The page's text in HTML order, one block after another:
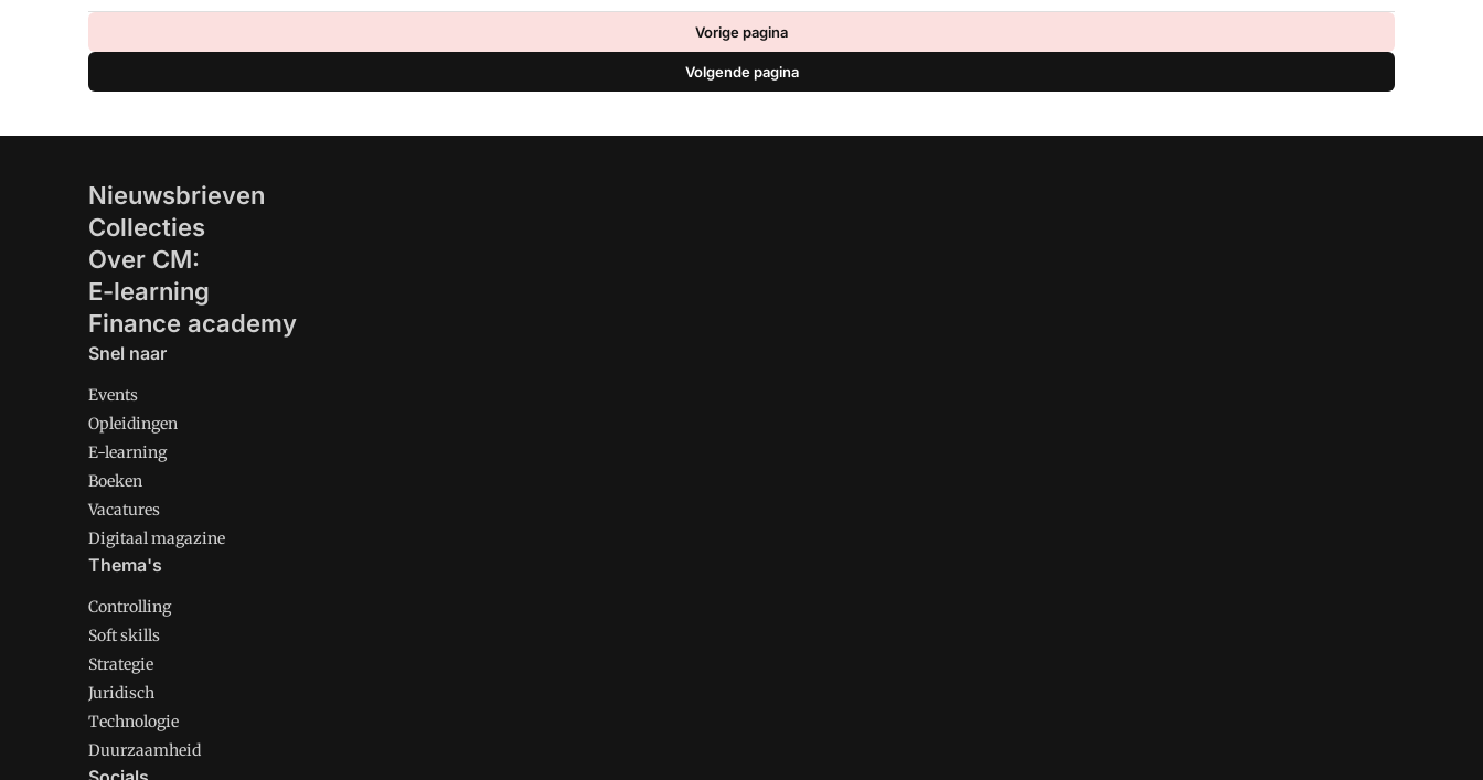
Vorige pagina
Volgende pagina
Nieuwsbrieven
Collecties
Over CM:
E-learning
Finance academy
Snel naar
Events
Opleidingen
E-learning
Boeken
Vacatures
Digitaal magazine
Thema's
Controlling
Soft skills
Strategie
Juridisch
Technologie
Duurzaamheid